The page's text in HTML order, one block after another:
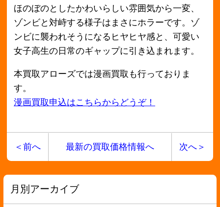
2018年10月
2018年9月
2018年8月
2018年7月
2018年6月
2018年3月